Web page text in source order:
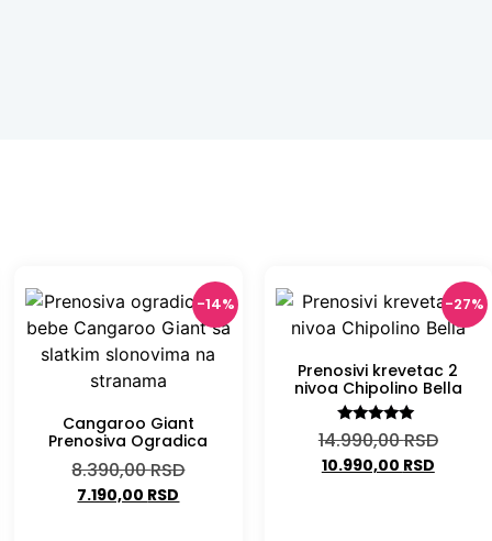
-14%
Cangaroo Giant
Prenosiva Ogradica
8.390,00RSD
7.190,00 RSD
-27%
Prenosivi krevetac 2
nivoa Chipolino Bella
Ocenjeno
sa
5.00
od 5
14.990,00RSD
10.990,00 RSD